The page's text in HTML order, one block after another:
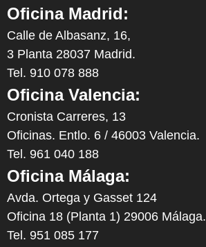
Oficina Madrid:
Calle de Albasanz, 16,
3 Planta 28037 Madrid.
Tel. 910 078 888
Oficina Valencia:
Cronista Carreres, 13
Oficinas. Entlo. 6 / 46003 Valencia.
Tel. 961 040 188
Oficina Málaga:
Avda. Ortega y Gasset 124
Oficina 18 (Planta 1) 29006 Málaga.
Tel. 951 085 177